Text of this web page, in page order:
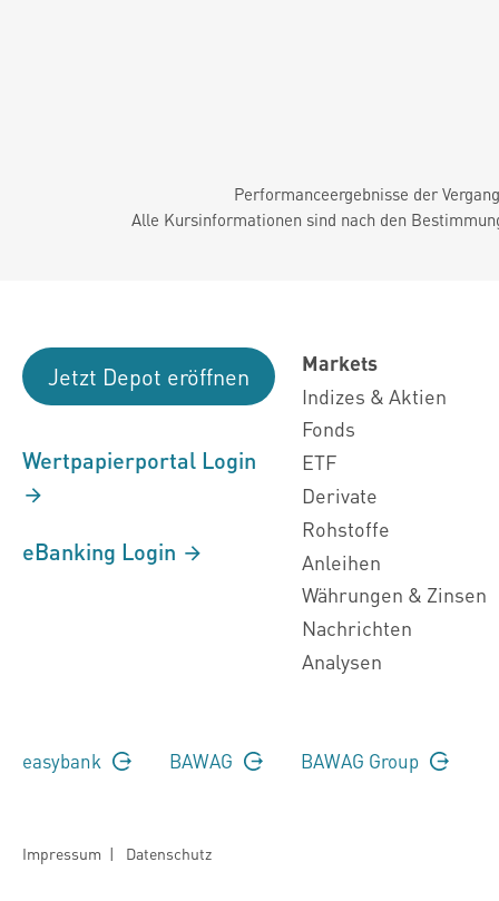
Performanceergebnisse der
Alle Kursinformationen sind nach den
Jetzt Depot eröffnen
Wertpapierportal Login
eBanking Login
Markets
Indizes & Aktien
Fonds
ETF
Derivate
Rohstoffe
Anleihen
Währungen & Zinsen
Nachrichten
Analysen
easybank BAWAG BAWAG Group
Impressum | Datenschutz